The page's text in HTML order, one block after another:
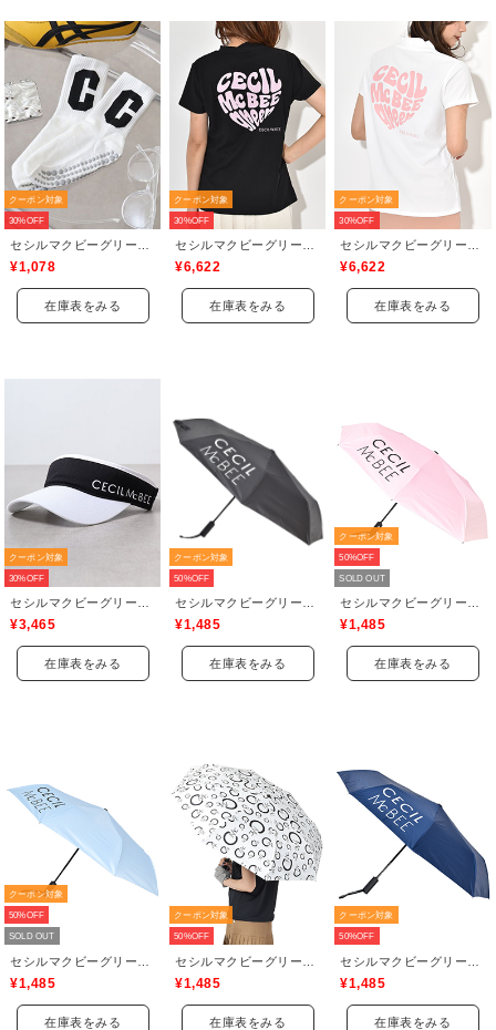
クーポン対象
30%OFF
¥1,078
在庫表をみる
クーポン対象
30%OFF
¥6,622
在庫表をみる
クーポン対象
30%OFF
¥6,622
在庫表をみる
クーポン対象
30%OFF
¥3,465
在庫表をみる
クーポン対象
50%OFF
セシルマクビーグリーン(CECIL McBEE green)
¥1,485
在庫表をみる
クーポン対象
50%OFF
SOLD OUT
¥1,485
在庫表をみる
クーポン対象
50%OFF
SOLD OUT
¥1,485
在庫表をみる
クーポン対象
50%OFF
¥1,485
在庫表をみる
クーポン対象
50%OFF
¥1,485
在庫表をみる